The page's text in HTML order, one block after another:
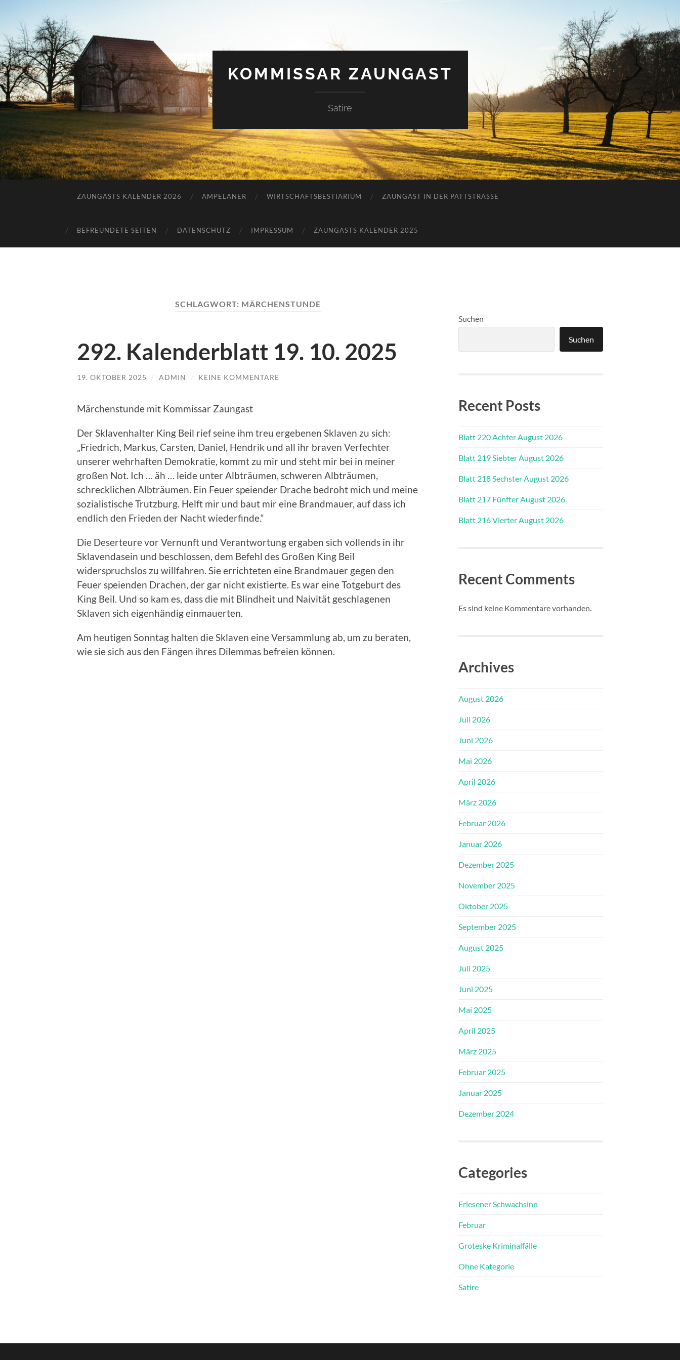
KOMMISSAR ZAUNGAST
Satire
ZAUNGASTS KALENDER 2026 AMPELANER WIRTSCHAFTSBESTIARIUM ZAUNGAST IN DER PATTSTRASSE
BEFREUNDETE SEITEN DATENSCHUTZ IMPRESSUM ZAUNGASTS KALENDER 2025
SCHLAGWORT: MÄRCHENSTUNDE
292. Kalenderblatt 19. 10. 2025
19. OKTOBER 2025 / ADMIN / KEINE KOMMENTARE
Märchenstunde mit Kommissar Zaungast
Der Sklavenhalter King Beil rief seine ihm treu ergebenen Sklaven zu sich:
„Friedrich, Markus, Carsten, Daniel, Hendrik und all ihr braven Verfechter
unserer wehrhaften Demokratie, kommt zu mir und steht mir bei in meiner
großen Not. Ich … äh … leide unter Albträumen, schweren Albträumen,
schrecklichen Albträumen. Ein Feuer speiender Drache bedroht mich und meine
sozialistische Trutzburg. Helft mir und baut mir eine Brandmauer, auf dass ich
endlich den Frieden der Nacht wiederfinde.“
Die Deserteure vor Vernunft und Verantwortung ergaben sich vollends in ihr
Sklavendasein und beschlossen, dem Befehl des Großen King Beil
widerspruchslos zu willfahren. Sie errichteten eine Brandmauer gegen den
Feuer speienden Drachen, der gar nicht existierte. Es war eine Totgeburt des
King Beil. Und so kam es, dass die mit Blindheit und Naivität geschlagenen
Sklaven sich eigenhändig einmauerten.
Am heutigen Sonntag halten die Sklaven eine Versammlung ab, um zu beraten,
wie sie sich aus den Fängen ihres Dilemmas befreien können.
Suchen
Suchen
Recent Posts
Blatt 220 Achter August 2026
Blatt 219 Siebter August 2026
Blatt 218 Sechster August 2026
Blatt 217 Fünfter August 2026
Blatt 216 Vierter August 2026
Recent Comments
Es sind keine Kommentare vorhanden.
Archives
August 2026
Juli 2026
Juni 2026
Mai 2026
April 2026
März 2026
Februar 2026
Januar 2026
Dezember 2025
November 2025
Oktober 2025
September 2025
August 2025
Juli 2025
Juni 2025
Mai 2025
April 2025
März 2025
Februar 2025
Januar 2025
Dezember 2024
Categories
Erlesener Schwachsinn
Februar
Groteske Kriminalfälle
Ohne Kategorie
Satire